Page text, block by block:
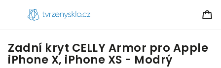
Zadní kryt CELLY Armor pro Apple
iPhone X, iPhone XS - Modrý